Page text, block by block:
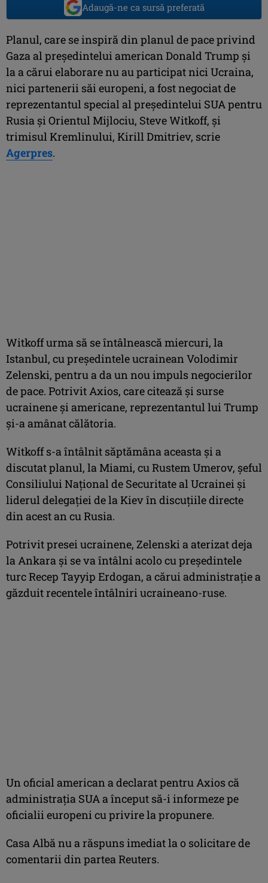
Adaugă-ne ca sursă preferată
Planul, care se inspiră din planul de pace privind
Gaza al preşedintelui american Donald Trump şi
la a cărui elaborare nu au participat nici Ucraina,
nici partenerii săi europeni, a fost negociat de
reprezentantul special al preşedintelui SUA pentru
Rusia şi Orientul Mijlociu, Steve Witkoff, şi
trimisul Kremlinului, Kirill Dmitriev, scrie
Agerpres.
Witkoff urma să se întâlnească miercuri, la
Istanbul, cu preşedintele ucrainean Volodimir
Zelenski, pentru a da un nou impuls negocierilor
de pace. Potrivit Axios, care citează şi surse
ucrainene şi americane, reprezentantul lui Trump
şi-a amânat călătoria.
Witkoff s-a întâlnit săptămâna aceasta şi a
discutat planul, la Miami, cu Rustem Umerov, şeful
Consiliului Naţional de Securitate al Ucrainei şi
liderul delegaţiei de la Kiev în discuţiile directe
din acest an cu Rusia.
Potrivit presei ucrainene, Zelenski a aterizat deja
la Ankara şi se va întâlni acolo cu preşedintele
turc Recep Tayyip Erdogan, a cărui administraţie a
găzduit recentele întâlniri ucraineano-ruse.
Un oficial american a declarat pentru Axios că
administraţia SUA a început să-i informeze pe
oficialii europeni cu privire la propunere.
Casa Albă nu a răspuns imediat la o solicitare de
comentarii din partea Reuters.